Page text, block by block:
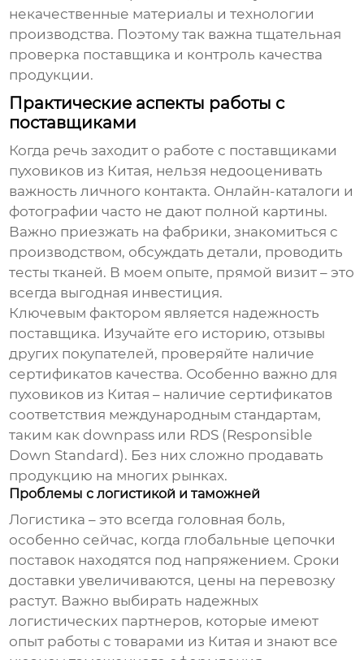
некачественные материалы и технологии
производства. Поэтому так важна тщательная
проверка поставщика и контроль качества
продукции.
Практические аспекты работы с
поставщиками
Когда речь заходит о работе с поставщиками
пуховиков из Китая, нельзя недооценивать
важность личного контакта. Онлайн-каталоги и
фотографии часто не дают полной картины.
Важно приезжать на фабрики, знакомиться с
производством, обсуждать детали, проводить
тесты тканей. В моем опыте, прямой визит – это
всегда выгодная инвестиция.
Ключевым фактором является надежность
поставщика. Изучайте его историю, отзывы
других покупателей, проверяйте наличие
сертификатов качества. Особенно важно для
пуховиков из Китая – наличие сертификатов
соответствия международным стандартам,
таким как downpass или RDS (Responsible
Down Standard). Без них сложно продавать
продукцию на многих рынках.
Проблемы с логистикой и таможней
Логистика – это всегда головная боль,
особенно сейчас, когда глобальные цепочки
поставок находятся под напряжением. Сроки
доставки увеличиваются, цены на перевозку
растут. Важно выбирать надежных
логистических партнеров, которые имеют
опыт работы с товарами из Китая и знают все